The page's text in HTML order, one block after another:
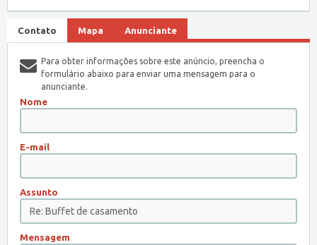
Contato Mapa Anunciante
Para obter informações sobre este anúncio, preencha o
formulário abaixo para enviar uma mensagem para o
anunciante.
Nome
E-mail
Assunto
Mensagem